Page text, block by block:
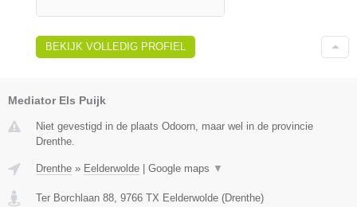
BEKIJK VOLLEDIG PROFIEL
Mediator Els Puijk
Niet gevestigd in de plaats Odoorn, maar wel in de provincie
Drenthe.
Drenthe » Eelderwolde | Google maps ▼
Ter Borchlaan 88 9766 TX Eelderwolde (Drenthe)